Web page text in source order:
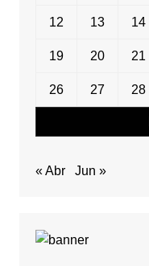
12 13 14
19 20 21
26 27 28
« Abr Jun »